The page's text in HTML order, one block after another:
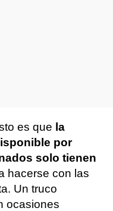
es que la
por
solo tienen
hacerse con las
Un truco
ocasiones